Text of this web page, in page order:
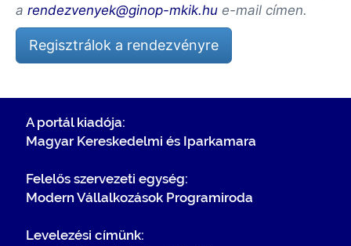
a rendezvenyek@ginop-mkik.hu e-mail címen.
Regisztrálok a rendezvényre
A portál kiadója:
Magyar Kereskedelmi és Iparkamara
Felelős szervezeti egység:
Modern Vállalkozások Programiroda
Levelezési címünk: